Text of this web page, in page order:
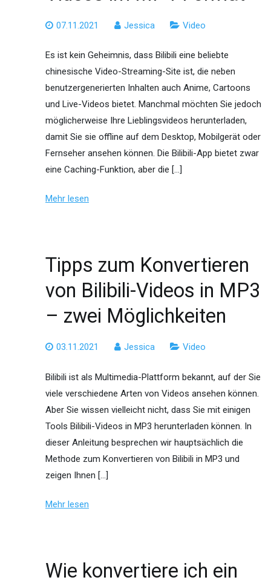
07.11.2021 Jessica Video
Es ist kein Geheimnis, dass Bilibili eine beliebte
chinesische Video-Streaming-Site ist, die neben
benutzergenerierten Inhalten auch Anime, Cartoons
und Live-Videos bietet. Manchmal möchten Sie jedoch
möglicherweise Ihre Lieblingsvideos herunterladen,
damit Sie sie offline auf dem Desktop, Mobilgerät oder
Fernseher ansehen können. Die Bilibili-App bietet zwar
eine Caching-Funktion, aber die […]
Mehr lesen
Tipps zum Konvertieren
von Bilibili-Videos in MP3
– zwei Möglichkeiten
03.11.2021 Jessica Video
Bilibili ist als Multimedia-Plattform bekannt, auf der Sie
viele verschiedene Arten von Videos ansehen können.
Aber Sie wissen vielleicht nicht, dass Sie mit einigen
Tools Bilibili-Videos in MP3 herunterladen können. In
dieser Anleitung besprechen wir hauptsächlich die
Methode zum Konvertieren von Bilibili in MP3 und
zeigen Ihnen […]
Mehr lesen
Wie konvertiere ich ein